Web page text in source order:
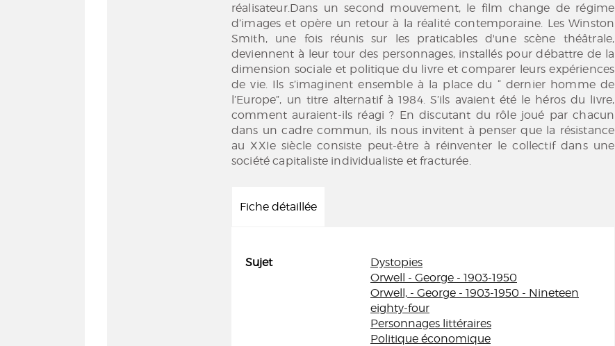
réalisateur.Dans un second mouvement, le film change de régime
d’images et opère un retour à la réalité contemporaine. Les Winston
Smith, une fois réunis sur les praticables d'une scène théâtrale,
deviennent à leur tour des personnages, installés pour débattre de la
dimension sociale et politique du livre et comparer leurs expériences
de vie. Ils s’imaginent ensemble à la place du “ dernier homme de
l’Europe”, un titre alternatif à 1984. S’ils avaient été le héros du livre,
comment auraient-ils réagi ? En discutant du rôle joué par chacun
dans un cadre commun, ils nous invitent à penser que la résistance
au XXIe siècle consiste peut-être à réinventer le collectif dans une
société capitaliste individualiste et fracturée.
Fiche détaillée
Sujet
Dystopies
Orwell - George - 1903-1950
Orwell, - George - 1903-1950 - Nineteen
eighty-four
Personnages littéraires
Politique économique